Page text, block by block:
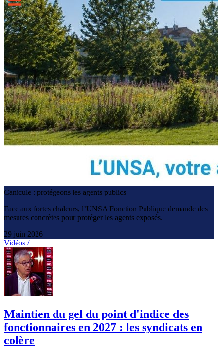
Canicule : protégeons les agents publics
Face aux fortes chaleurs, l’UNSA Fonction Publique demande des
mesures concrètes pour protéger les agents exposés.
29 juin 2026
Vidéos /
Maintien du gel du point d'indice des
fonctionnaires en 2027 : les syndicats en
colère